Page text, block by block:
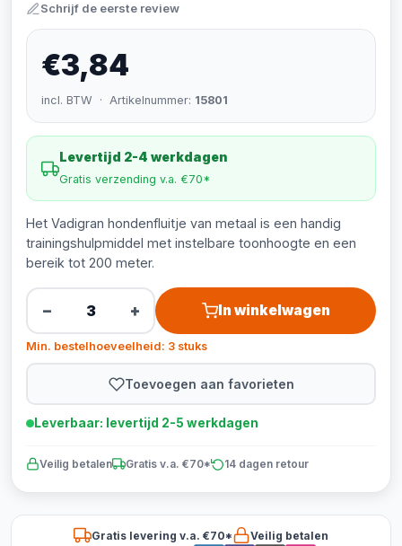
Schrijf de eerste review
€3,84
incl. BTW · Artikelnummer: 15801
Levertijd 2-4 werkdagen
Gratis verzending v.a. €70*
Het Vadigran hondenfluitje van metaal is een handig
trainingshulpmiddel met instelbare toonhoogte en een
bereik tot 200 meter.
− + In winkelwagen
Min. bestelhoeveelheid: 3 stuks
Toevoegen aan favorieten
Leverbaar: levertijd 2-5 werkdagen
Veilig betalen Gratis v.a. €70* 14 dagen retour
Gratis levering v.a. €70*
Veilig betalen